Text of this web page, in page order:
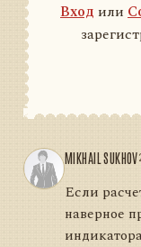
Вход или
MIKHAIL SUKHOV
Если
наверное